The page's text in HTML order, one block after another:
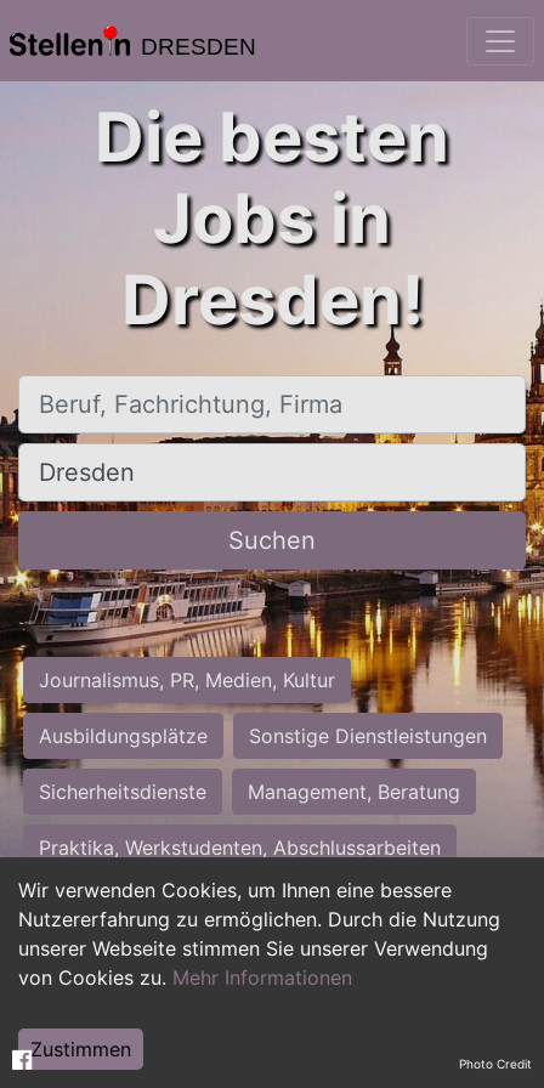
DRESDEN
Wir verwenden Cookies, um Ihnen eine bessere
Nutzererfahrung zu ermöglichen. Durch die Nutzung
unserer Webseite stimmen Sie unserer Verwendung
von Cookies zu. Mehr Informationen
Zustimmen
Die besten
Jobs in
Dresden!
Beruf, Fachrichtung, Firma
Ort, Stadt
Suchen
Journalismus, PR, Medien, Kultur
Ausbildungsplätze Sonstige Dienstleistungen
Sicherheitsdienste Management, Beratung
Praktika, Werkstudenten, Abschlussarbeiten
Personalwesen Assistenz, Sekretariat
Hilfskräfte, Aushilfs- und Nebenjobs
Weiterbildung, Studium, duale Ausbildung Photo Credit